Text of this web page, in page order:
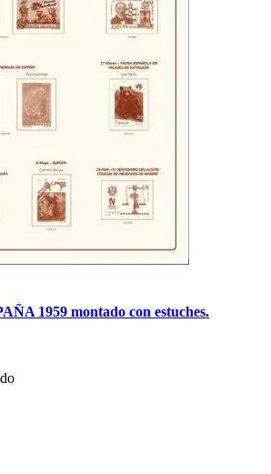
1959 montado con estuches.